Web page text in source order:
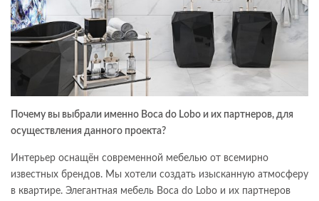
Почему вы выбрали именно Boca do Lobo и их партнеров, для
осуществления данного проекта?
Интерьер оснащён современной мебелью от всемирно
известных брендов. Мы хотели создать изысканную атмосферу
в квартире. Элегантная мебель Boca do Lobo и их партнеров